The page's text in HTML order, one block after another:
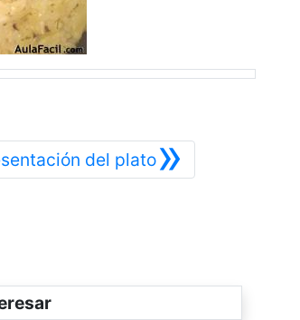
»
del platoSiguiente